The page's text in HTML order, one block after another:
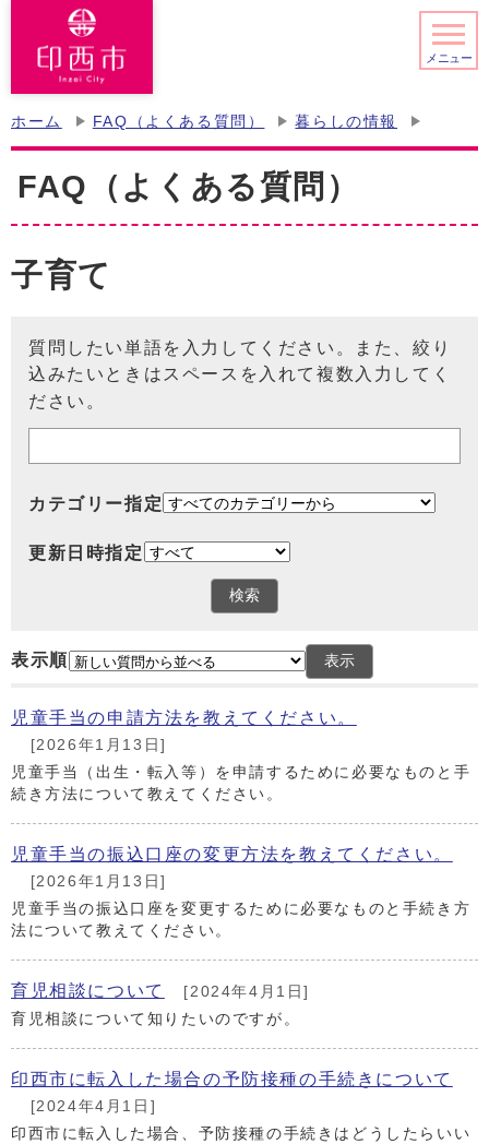
メニュー
ホーム FAQ（よくある質問） 暮らしの情報
FAQ（よくある質問）
子育て
質問したい単語を入力してください。また、絞り
込みたいときはスペースを入れて複数入力してく
ださい。
カテゴリー指定
更新日時指定
表示順
児童手当の申請方法を教えてください。
[2026年1月13日]
児童手当（出生・転入等）を申請するために必要なものと手
続き方法について教えてください。
児童手当の振込口座の変更方法を教えてください。
[2026年1月13日]
児童手当の振込口座を変更するために必要なものと手続き方
法について教えてください。
育児相談について
[2024年4月1日]
育児相談について知りたいのですが。
印西市に転入した場合の予防接種の手続きについて
[2024年4月1日]
印西市に転入した場合、予防接種の手続きはどうしたらいい